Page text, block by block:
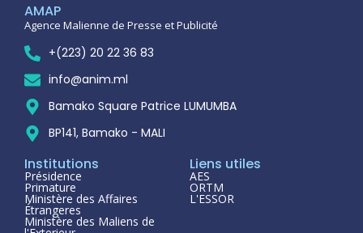
AMAP
Agence Malienne de Presse et Publicité
+(223) 20 22 36 83
info@anim.ml
Bamako Square Patrice LUMUMBA
BP141, Bamako - MALI
Institutions
Présidence
Primature
Ministère des Affaires
Étrangeres
Ministère des Maliens de
Liens utiles
AES
ORTM
L'ESSOR